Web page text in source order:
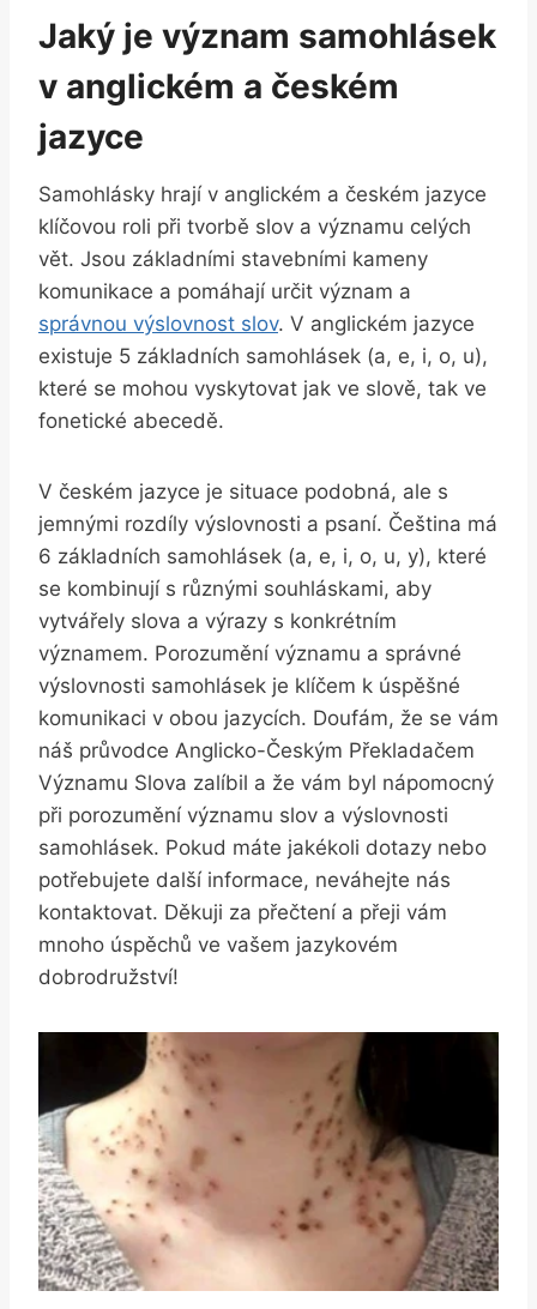
Jaký je význam samohlásek
v anglickém a českém
jazyce
Samohlásky hrají v anglickém a českém jazyce
klíčovou roli při tvorbě slov a významu celých
vět. Jsou základními stavebními kameny
komunikace a pomáhají určit význam a
správnou výslovnost slov. V anglickém jazyce
existuje 5 základních samohlásek (a, e, i, o, u),
které se mohou vyskytovat jak ve slově, tak ve
fonetické abecedě.
V českém jazyce je situace podobná, ale s
jemnými rozdíly výslovnosti a psaní. Čeština má
6 základních samohlásek (a, e, i, o, u, y), které
se kombinují s různými souhláskami, aby
vytvářely slova a výrazy s konkrétním
významem. Porozumění významu a správné
výslovnosti samohlásek je klíčem k úspěšné
komunikaci v obou jazycích. Doufám, že se vám
náš průvodce Anglicko-Českým Překladačem
Významu Slova zalíbil a že vám byl nápomocný
při porozumění významu slov a výslovnosti
samohlásek. Pokud máte jakékoli dotazy nebo
potřebujete další informace, neváhejte nás
kontaktovat. Děkuji za přečtení a přeji vám
mnoho úspěchů ve vašem jazykovém
dobrodružství!